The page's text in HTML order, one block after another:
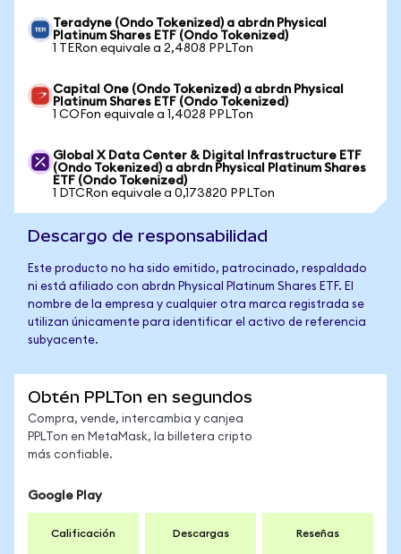
Teradyne (Ondo Tokenized) a abrdn Physical
Platinum Shares ETF (Ondo Tokenized)
1 TERon equivale a 2,4808 PPLTon
Capital One (Ondo Tokenized) a abrdn Physical
Platinum Shares ETF (Ondo Tokenized)
1 COFon equivale a 1,4028 PPLTon
Global X Data Center & Digital Infrastructure ETF
(Ondo Tokenized) a abrdn Physical Platinum Shares
ETF (Ondo Tokenized)
1 DTCRon equivale a 0,173820 PPLTon
Descargo de responsabilidad
Este producto no ha sido emitido, patrocinado, respaldado
ni está afiliado con abrdn Physical Platinum Shares ETF. El
nombre de la empresa y cualquier otra marca registrada se
utilizan únicamente para identificar el activo de referencia
subyacente.
Obtén PPLTon en segundos
Compra, vende, intercambia y canjea
PPLTon en MetaMask, la billetera cripto
más confiable.
Google Play
Calificación Descargas Reseñas